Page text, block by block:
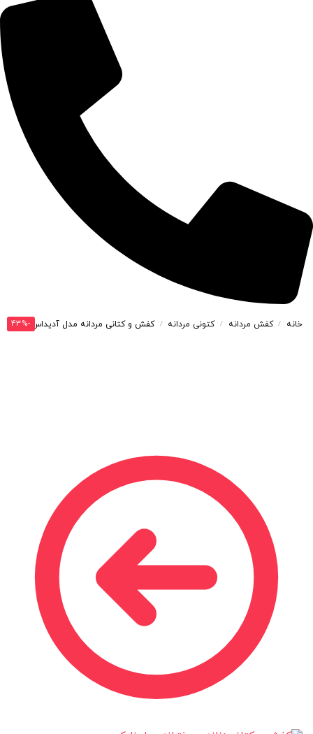
خانه / کفش مردانه / کتونی مردانه / کفش و کتانی مردانه مدل آدیداس ADIDAS رنگ مشکی کد 30095-43%